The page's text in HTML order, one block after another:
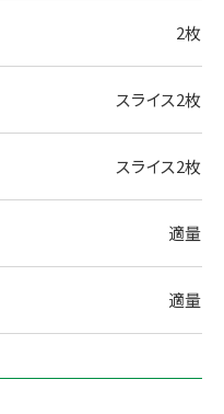
2枚
スライス2枚
スライス2枚
適量
適量